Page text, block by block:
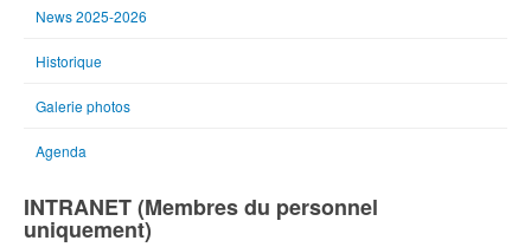
News 2025-2026
Historique
Galerie photos
Agenda
INTRANET (Membres du personnel
uniquement)